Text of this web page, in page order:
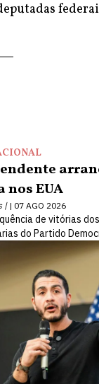
nos EUA
| 07 AGO 2026
de vitórias
do Partido